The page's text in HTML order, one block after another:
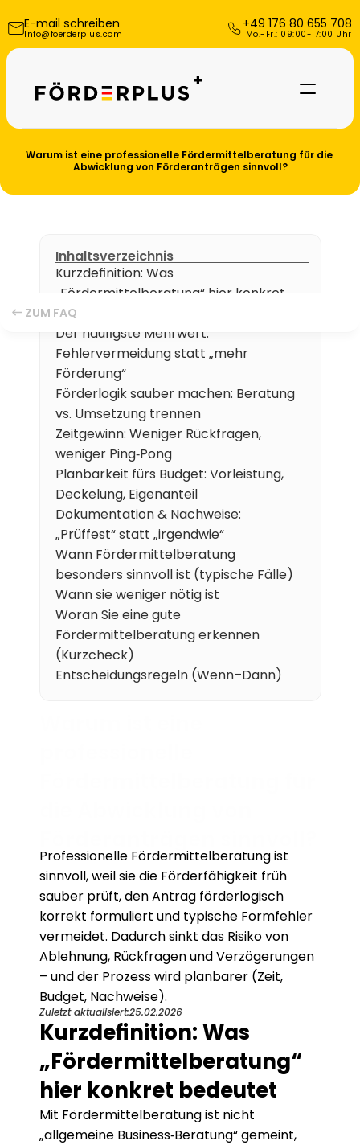
E-mail schreiben
Info@foerderplus.com
+49 176 80 655 708
Mo.-Fr.: 09:00-17:00 Uhr
Über uns
Karriere
Wissen
Mehr erfahren
Referenzen
Über uns
Karriere
Warum ist eine professionelle Fördermittelberatung für die
Abwicklung von Förderanträgen sinnvoll?
Inhaltsverzeichnis
Kurzdefinition: Was
„Fördermittelberatung“ hier konkret
bedeutet
Der häufigste Mehrwert:
Fehlervermeidung statt „mehr
Förderung“
Förderlogik sauber machen: Beratung
vs. Umsetzung trennen
Zeitgewinn: Weniger Rückfragen,
weniger Ping‑Pong
Planbarkeit fürs Budget: Vorleistung,
Deckelung, Eigenanteil
Dokumentation & Nachweise:
„Prüffest“ statt „irgendwie“
Wann Fördermittelberatung
besonders sinnvoll ist (typische Fälle)
Wann sie weniger nötig ist
Woran Sie eine gute
Fördermittelberatung erkennen
(Kurzcheck)
Entscheidungsregeln (Wenn–Dann)
Professionelle Fördermittelberatung ist
sinnvoll, weil sie die Förderfähigkeit früh
sauber prüft, den Antrag förderlogisch
korrekt formuliert und typische Formfehler
vermeidet. Dadurch sinkt das Risiko von
Ablehnung, Rückfragen und Verzögerungen
– und der Prozess wird planbarer (Zeit,
Budget, Nachweise).
Zuletzt aktualisiert:25.02.2026
Kurzdefinition: Was
„Fördermittelberatung“
hier konkret bedeutet
Mit Fördermittelberatung ist nicht
„allgemeine Business‑Beratung“ gemeint,
ZUM FAQ